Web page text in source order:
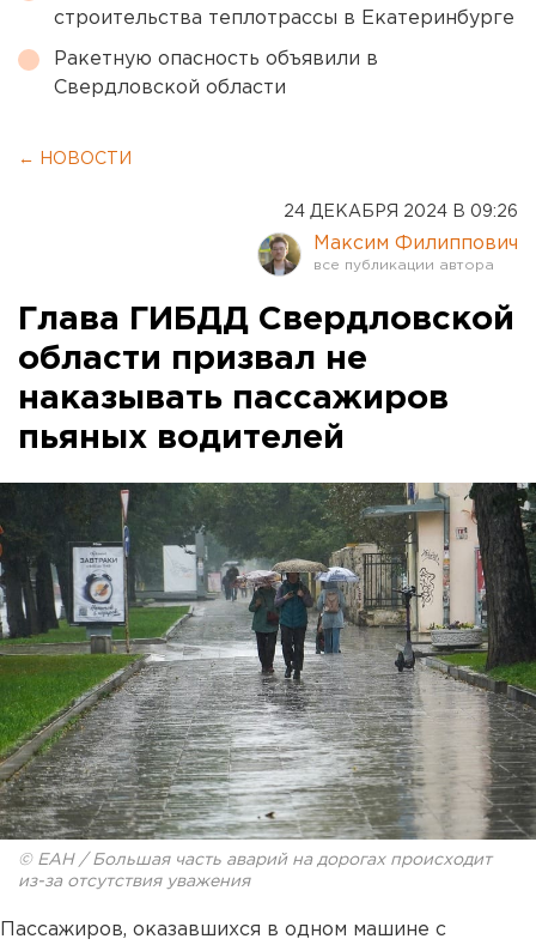
строительства теплотрассы в Екатеринбурге
Ракетную опасность объявили в
Свердловской области
← НОВОСТИ
24 ДЕКАБРЯ 2024 В 09:26
Максим Филиппович
Глава ГИБДД Свердловской
области призвал не
наказывать пассажиров
пьяных водителей
© ЕАН / Большая часть аварий на дорогах происходит
из-за отсутствия уважения
Пассажиров, оказавшихся в одном машине с